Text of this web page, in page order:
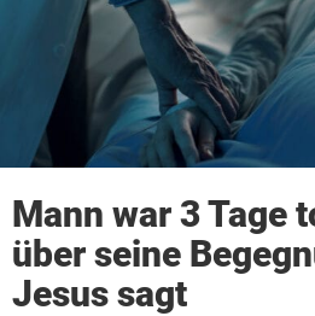
Mann war 3 Tage
über seine
Jesus sagt